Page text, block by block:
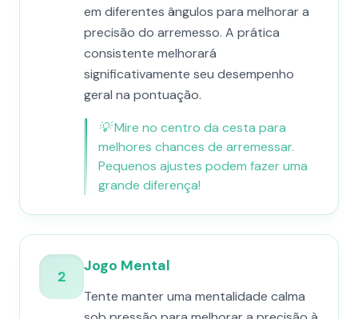
em diferentes ângulos para melhorar a
precisão do arremesso. A prática
consistente melhorará
significativamente seu desempenho
geral na pontuação.
💡Mire no centro da cesta para
melhores chances de arremessar.
Pequenos ajustes podem fazer uma
grande diferença!
2
Jogo Mental
Tente manter uma mentalidade calma